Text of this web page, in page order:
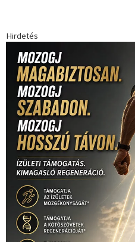
Hirdetés